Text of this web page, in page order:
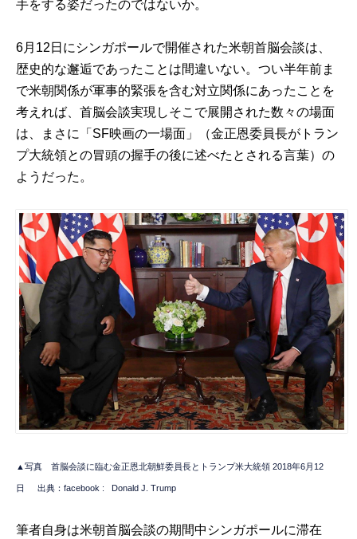
手をする姿だったのではないか。
6月12日にシンガポールで開催された米朝首脳会談は、
歴史的な邂逅であったことは間違いない。つい半年前ま
で米朝関係が軍事的緊張を含む対立関係にあったことを
考えれば、首脳会談実現しそこで展開された数々の場面
は、まさに「SF映画の一場面」（金正恩委員長がトラン
プ大統領との冒頭の握手の後に述べたとされる言葉）の
ようだった。
▲写真 首脳会談に臨む金正恩北朝鮮委員長とトランプ米大統領 2018年6月12
日 出典：facebook : Donald J. Trump
筆者自身は米朝首脳会談の期間中シンガポールに滞在